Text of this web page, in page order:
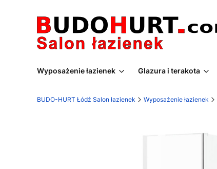
Wyposażenie łazienek Glazura i terakota
BUDO-HURT Łódź Salon łazienek Wyposażenie łazienek